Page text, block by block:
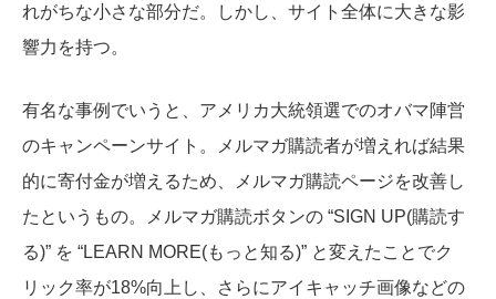
れがちな小さな部分だ。しかし、サイト全体に大きな影
響力を持つ。
有名な事例でいうと、アメリカ大統領選でのオバマ陣営
のキャンペーンサイト。メルマガ購読者が増えれば結果
的に寄付金が増えるため、メルマガ購読ページを改善し
たというもの。
メルマガ購読ボタンの “SIGN UP(購読す
る)” を “LEARN MORE(もっと知る)” と変えたことでク
リック率が18%向上し、さらにアイキャッチ画像などの